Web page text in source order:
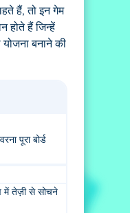
हैं, तो इन गेम
होते हैं जिन्हें
बनाने की
पूरा बोर्ड
में तेज़ी से सोचने